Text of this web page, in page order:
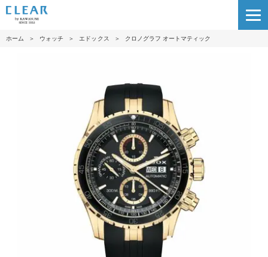
ホーム ＞ ウォッチ ＞ エドックス ＞ クロノグラフ オートマティック